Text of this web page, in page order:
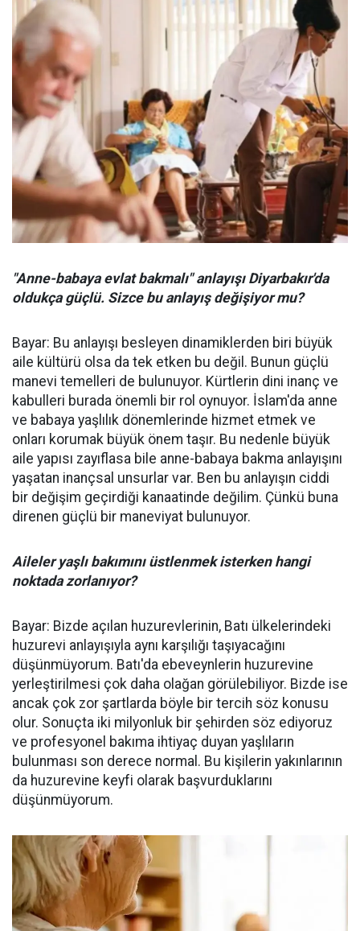
"Anne-babaya evlat bakmalı" anlayışı Diyarbakır'da
oldukça güçlü. Sizce bu anlayış değişiyor mu?
Bayar: Bu anlayışı besleyen dinamiklerden biri büyük
aile kültürü olsa da tek etken bu değil. Bunun güçlü
manevi temelleri de bulunuyor. Kürtlerin dini inanç ve
kabulleri burada önemli bir rol oynuyor. İslam'da anne
ve babaya yaşlılık dönemlerinde hizmet etmek ve
onları korumak büyük önem taşır. Bu nedenle büyük
aile yapısı zayıflasa bile anne-babaya bakma anlayışını
yaşatan inançsal unsurlar var. Ben bu anlayışın ciddi
bir değişim geçirdiği kanaatinde değilim. Çünkü buna
direnen güçlü bir maneviyat bulunuyor.
Aileler yaşlı bakımını üstlenmek isterken hangi
noktada zorlanıyor?
Bayar: Bizde açılan huzurevlerinin, Batı ülkelerindeki
huzurevi anlayışıyla aynı karşılığı taşıyacağını
düşünmüyorum. Batı'da ebeveynlerin huzurevine
yerleştirilmesi çok daha olağan görülebiliyor. Bizde ise
ancak çok zor şartlarda böyle bir tercih söz konusu
olur. Sonuçta iki milyonluk bir şehirden söz ediyoruz
ve profesyonel bakıma ihtiyaç duyan yaşlıların
bulunması son derece normal. Bu kişilerin yakınlarının
da huzurevine keyfi olarak başvurduklarını
düşünmüyorum.